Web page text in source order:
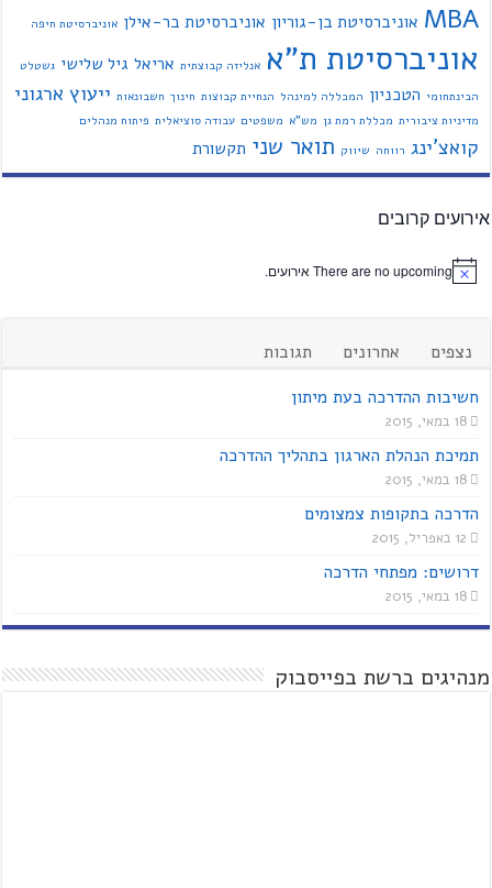
MBA אוניברסיטת בן-גוריון אוניברסיטת בר-אילן אוניברסיטת חיפה
אוניברסיטת ת"א אנליזה קבוצתית אריאל גיל שלישי גשטלט
הבינתחומי הטכניון המכללה למינהל הנחיית קבוצות חינוך חשבונאות ייעוץ ארגוני
מדיניות ציבורית מכללת רמת גן מש"א משפטים עבודה סוציאלית פיתוח מנהלים
קואצ'ינג רווחה שיווק תואר שני תקשורת
אירועים קרובים
There are no upcoming אירועים.
נצפים אחרונים
תגובות
חשיבות ההדרכה בעת מיתון
18 במאי, 2015
תמיכת הנהלת הארגון בתהליך ההדרכה
18 במאי, 2015
הדרכה בתקופות צמצומים
12 באפריל, 2015
דרושים: מפתחי הדרכה
18 במאי, 2015
מנהיגים ברשת בפייסבוק